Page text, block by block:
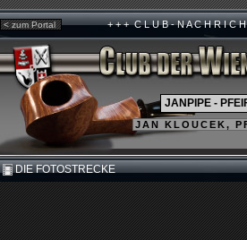
< zum Portal+ + + C L U B - N A C H R I C H T E
JANPIPE -
JAN KLOUCEK,
DIE FOTOSTRECKE